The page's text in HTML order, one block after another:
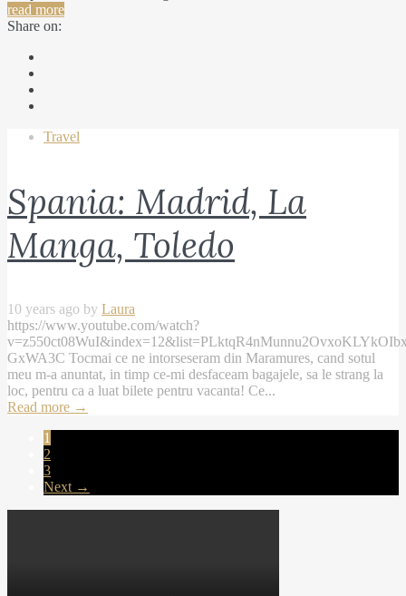
read more
Share on:
Travel
Spania: Madrid, La
Manga, Toledo
10 years ago by Laura
https://www.youtube.com/watch?
GxWA3C Tocmai ce ne intorseseram din Maramures, cand sotul
meu m-a anuntat, in timp ce-mi desfaceam bagajele, sa le strang la
loc, pentru ca a luat bilete pentru vacanta! Ce...
Read more →
1
2
3
Next →